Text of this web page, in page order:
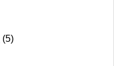
(5)